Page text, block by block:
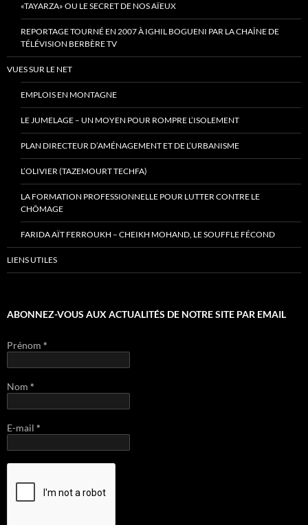
«TAYARZA» OU LE SECRET DE NOS AÏEUX
REPORTAGE TOURNÉ EN 2007 À IGHIL BOGUENI PAR LA CHAÎNE DE
TÉLÉVISION BERBÈRE TV
VUES SUR LE NET
EMPLOIS EN MONTAGNE
LE JUMELAGE – UN MOYEN POUR ROMPRE L’ISOLEMENT
PLAN DIRECTEUR D’AMÉNAGEMENT ET DE L’URBANISME
L’OLIVIER (TAZEMOURT TECHFA)
LA FORMATION PROFESSIONNELLE POUR LUTTER CONTRE LE
CHÔMAGE
FARIDA AÏT FERROUKH – CHEIKH MOHAND, LE SOUFFLE FÉCOND
LIENS UTILES
ABONNEZ-VOUS AUX ACTUALITÉS DE NOTRE SITE PAR EMAIL
Prénom *
Nom *
E-mail *